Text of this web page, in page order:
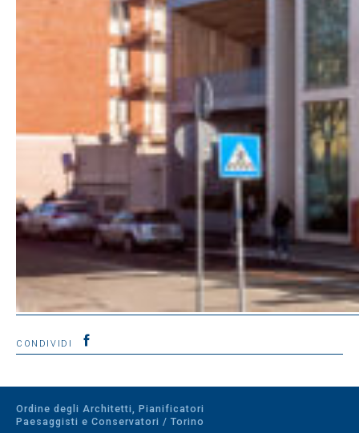
CONDIVIDI
Ordine degli Architetti, Pianificatori
Paesaggisti e Conservatori / Torino